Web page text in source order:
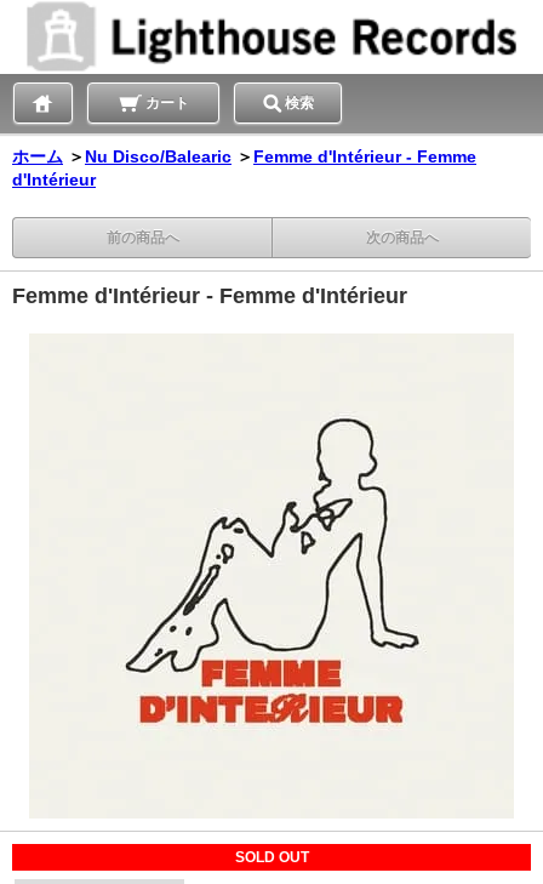
カート 検索
ホーム ＞ Nu Disco/Balearic ＞ Femme d'Intérieur - Femme
d'Intérieur
前の商品へ 次の商品へ
Femme d'Intérieur - Femme d'Intérieur
SOLD OUT